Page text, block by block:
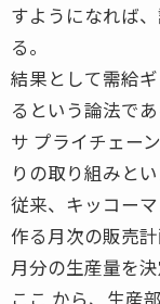
すようになれば
る。
結果として需給
るという論法であ
サ プライチェー
りの取り組みとい
従来、キッコー
作る月次の販売
月分の生産量を決
ここ から、生産